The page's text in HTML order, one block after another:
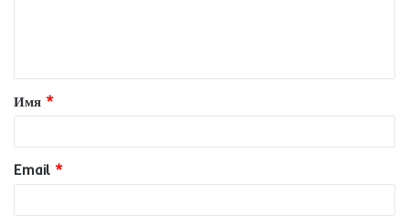
т
а
й
*
Имя *
Email *